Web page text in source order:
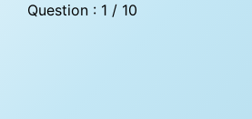
Question : 1 / 10